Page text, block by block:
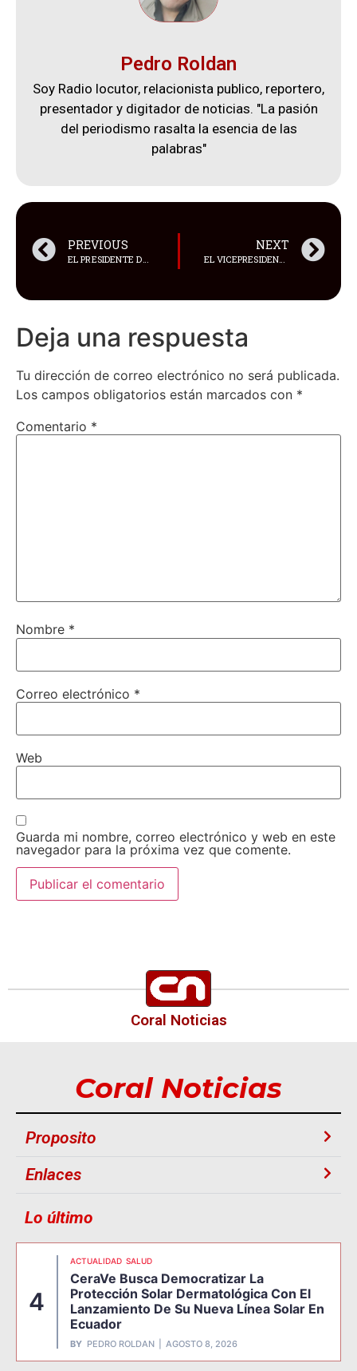
Pedro Roldan
Soy Radio locutor, relacionista publico, reportero,
presentador y digitador de noticias. "La pasión
del periodismo rasalta la esencia de las
palabras"
PREVIOUS NEXT
Deja una respuesta
Tu dirección de correo electrónico no será publicada.
Los campos obligatorios están marcados con *
Comentario *
Nombre *
Correo electrónico *
Web
Guarda mi nombre, correo electrónico y web en este
navegador para la próxima vez que comente.
Coral Noticias
Coral Noticias
Proposito
Enlaces
Lo último
4
ACTUALIDAD SALUD
CeraVe Busca Democratizar La
Protección Solar Dermatológica Con El
Lanzamiento De Su Nueva Línea Solar En
Ecuador
BY PEDRO ROLDAN AGOSTO 8, 2026